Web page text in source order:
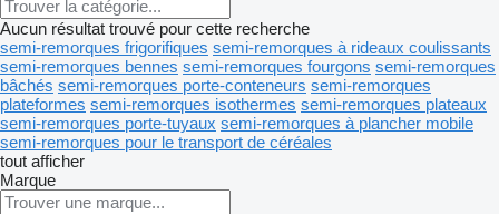
Aucun résultat trouvé pour cette recherche
semi-remorques frigorifiques semi-remorques à rideaux coulissants
semi-remorques bennes semi-remorques fourgons semi-remorques
bâchés semi-remorques porte-conteneurs semi-remorques
plateformes semi-remorques isothermes semi-remorques plateaux
semi-remorques porte-tuyaux semi-remorques à plancher mobile
semi-remorques pour le transport de céréales
tout afficher
Marque